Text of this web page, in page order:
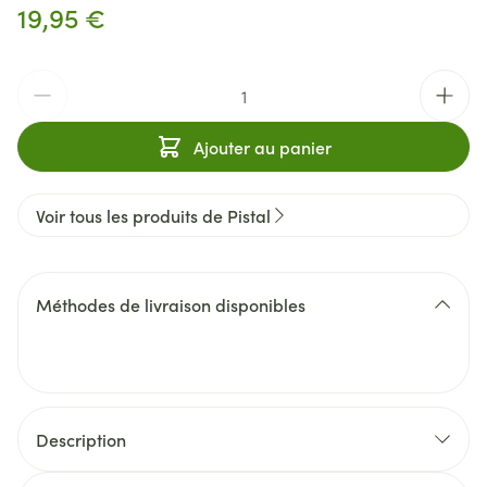
19,95 €
Ajouter au panier
Voir tous les produits de Pistal
Méthodes de livraison disponibles
Description